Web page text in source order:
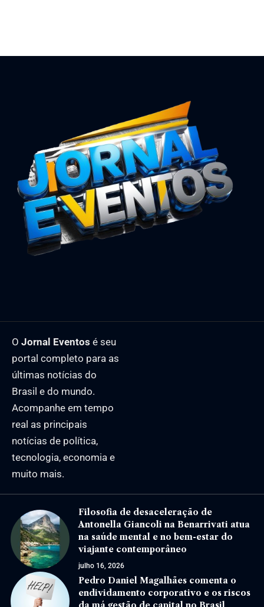
O Jornal Eventos é seu
portal completo para as
últimas notícias do
Brasil e do mundo.
Acompanhe em tempo
real as principais
notícias de política,
tecnologia, economia e
muito mais.
Filosofia de desaceleração de
Antonella Giancoli na Benarrivati atua
na saúde mental e no bem-estar do
viajante contemporâneo
julho 16, 2026
Pedro Daniel Magalhães comenta o
endividamento corporativo e os riscos